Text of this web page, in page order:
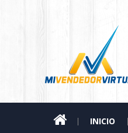
INICIO